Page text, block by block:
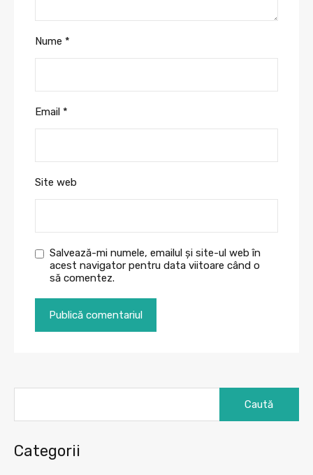
Nume *
Email *
Site web
Salvează-mi numele, emailul și site-ul web în
acest navigator pentru data viitoare când o
să comentez.
Categorii